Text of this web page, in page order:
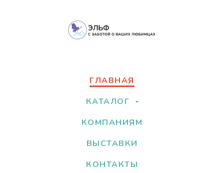
ГЛАВНАЯ
КАТАЛОГ
КОМПАНИЯМ
ВЫСТАВКИ
КОНТАКТЫ